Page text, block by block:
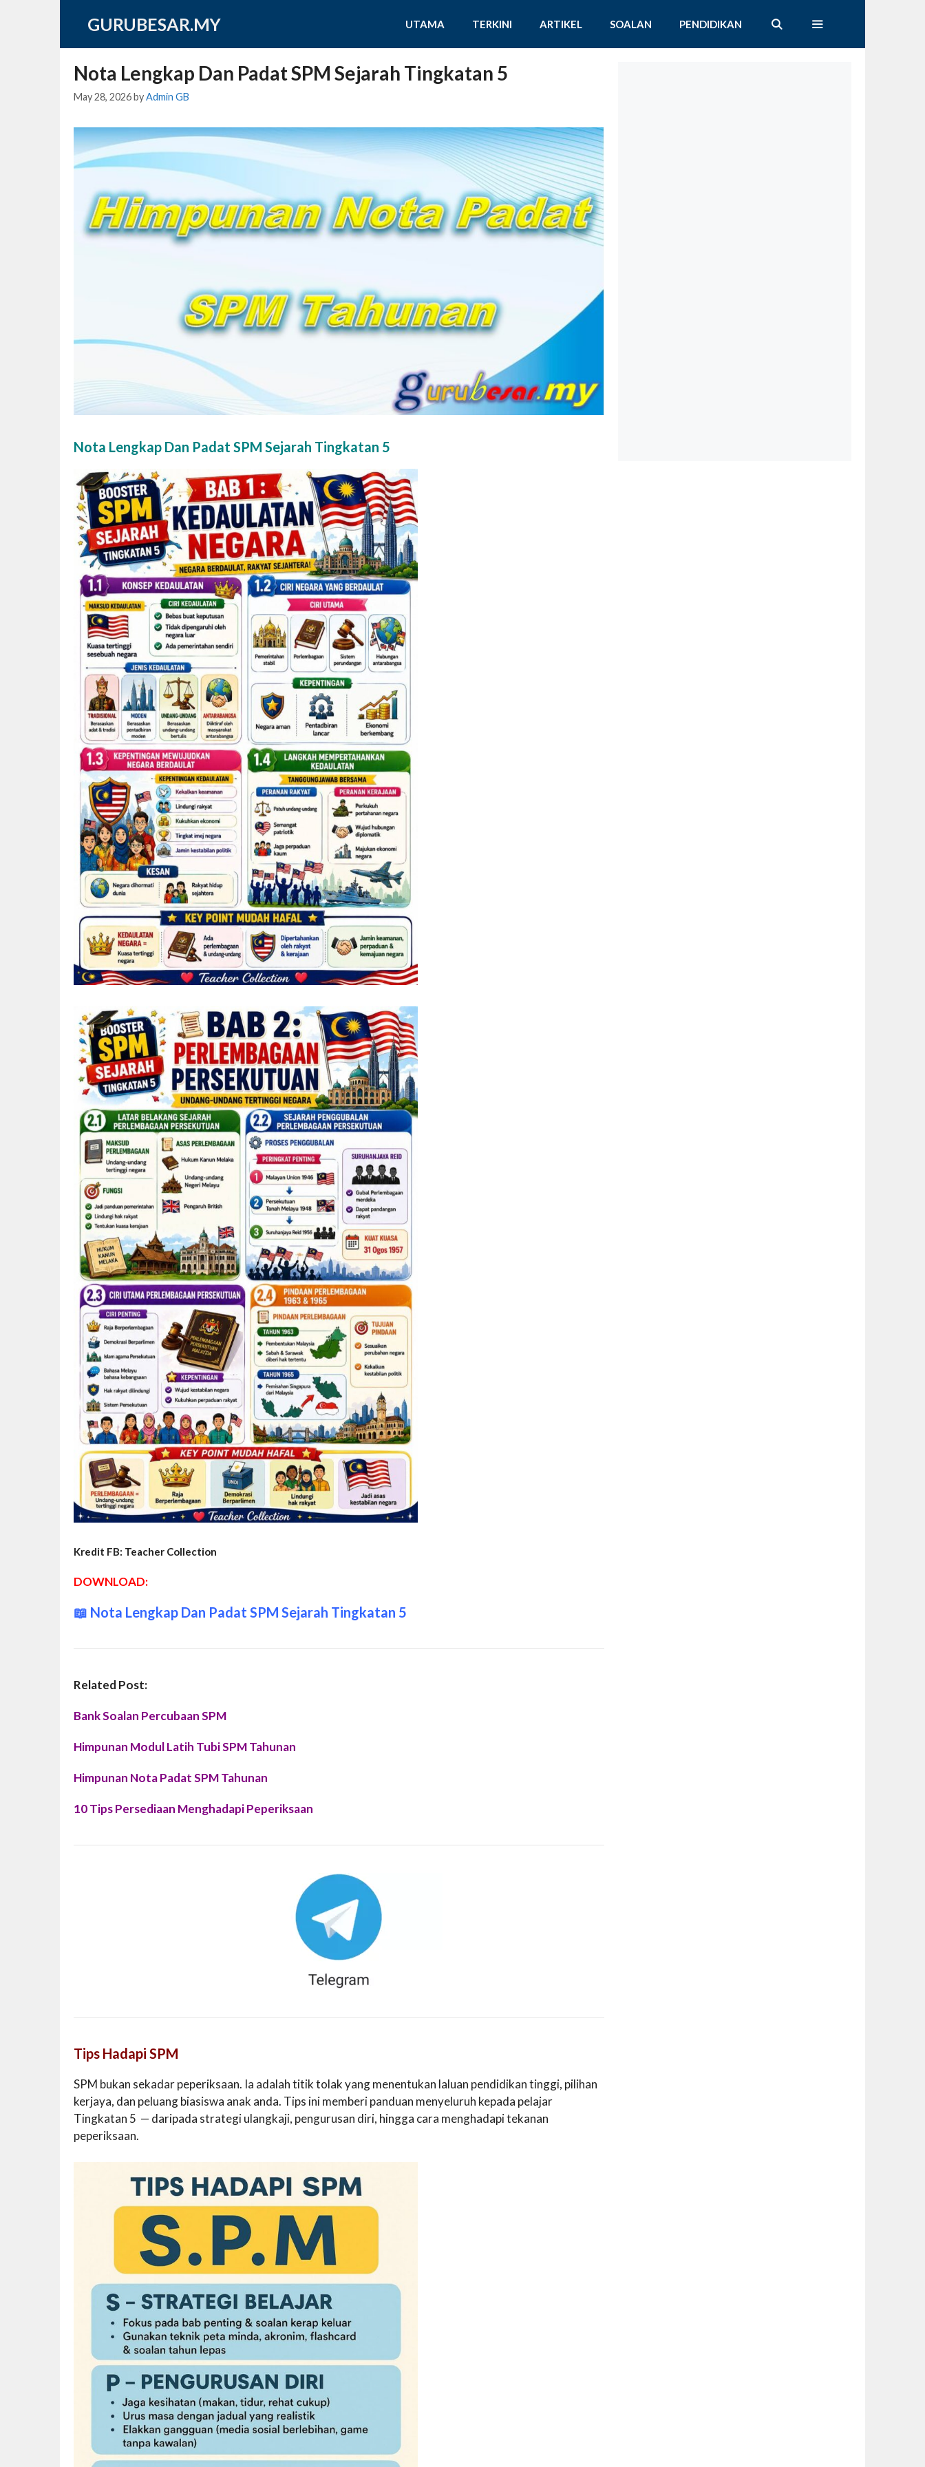
GURUBESAR.MY UTAMA TERKINI ARTIKEL SOALAN PENDIDIKAN
Nota Lengkap Dan Padat SPM Sejarah Tingkatan 5
May 28, 2026byAdmin GB
Nota Lengkap Dan Padat SPM Sejarah Tingkatan 5
Kredit FB: Teacher Collection
DOWNLOAD:
📖 Nota Lengkap Dan Padat SPM Sejarah Tingkatan 5
Related Post:
Bank Soalan Percubaan SPM
Himpunan Modul Latih Tubi SPM Tahunan
Himpunan Nota Padat SPM Tahunan
10 Tips Persediaan Menghadapi Peperiksaan
Tips Hadapi SPM
SPM bukan sekadar peperiksaan. Ia adalah titik tolak yang menentukan laluan pendidikan tinggi, pilihan
kerjaya, dan peluang biasiswa anak anda. Tips ini memberi panduan menyeluruh kepada pelajar
Tingkatan 5 — daripada strategi ulangkaji, pengurusan diri, hingga cara menghadapi tekanan
peperiksaan.